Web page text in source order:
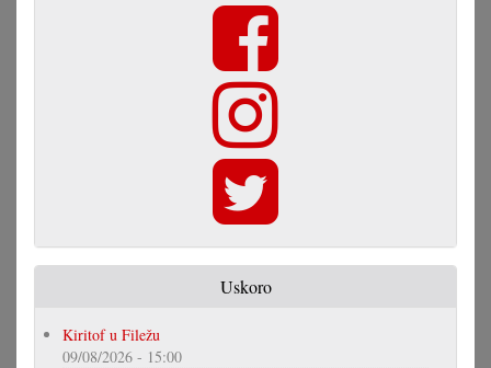
Uskoro
Kiritof u Filežu
09/08/2026 - 15:00